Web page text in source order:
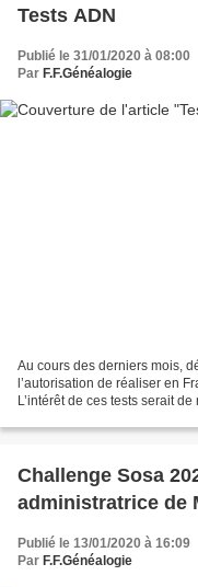
Tests ADN
Publié le 31/01/2020 à 08:00
Par F.F.Généalogie
Au cours des derniers mois,
l’autorisation de réaliser en
L’intérêt de ces tests serait
Challenge Sosa
administratrice de
Publié le 13/01/2020 à 16:09
Par F.F.Généalogie